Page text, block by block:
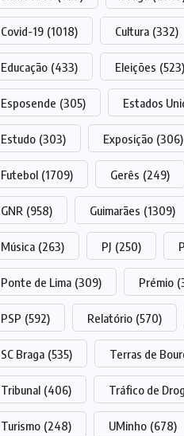
Covid-19 (1018) Cultura (332)
Educação (433) Eleições (523)
Esposende (305) Estados
Estudo (303) Exposição (306)
Futebol (1709) Gerês (249)
GNR (958) Guimarães (1309)
Música (263) PJ (250)
Ponte de Lima (309) Prémio
PSP (592) Relatório (570)
SC Braga (535) Terras de
Tribunal (406) Tráfico de
Turismo (248) UMinho (678)